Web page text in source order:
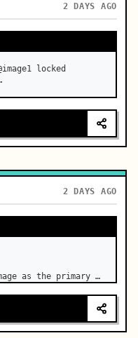
2 DAYS AGO
locked
2 DAYS AGO
as the primary